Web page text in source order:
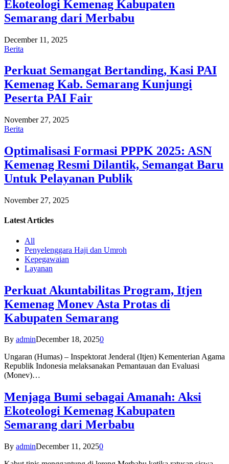
Ekoteologi Kemenag Kabupaten
Semarang dari Merbabu
December 11, 2025
Berita
Perkuat Semangat Bertanding, Kasi PAI
Kemenag Kab. Semarang Kunjungi
Peserta PAI Fair
November 27, 2025
Berita
Optimalisasi Formasi PPPK 2025: ASN
Kemenag Resmi Dilantik, Semangat Baru
Untuk Pelayanan Publik
November 27, 2025
Latest Articles
All
Penyelenggara Haji dan Umroh
Kepegawaian
Layanan
Perkuat Akuntabilitas Program, Itjen
Kemenag Monev Asta Protas di
Kabupaten Semarang
By adminDecember 18, 20250
Ungaran (Humas) – Inspektorat Jenderal (Itjen) Kementerian Agama
Republik Indonesia melaksanakan Pemantauan dan Evaluasi
(Monev)…
Menjaga Bumi sebagai Amanah: Aksi
Ekoteologi Kemenag Kabupaten
Semarang dari Merbabu
By adminDecember 11, 20250